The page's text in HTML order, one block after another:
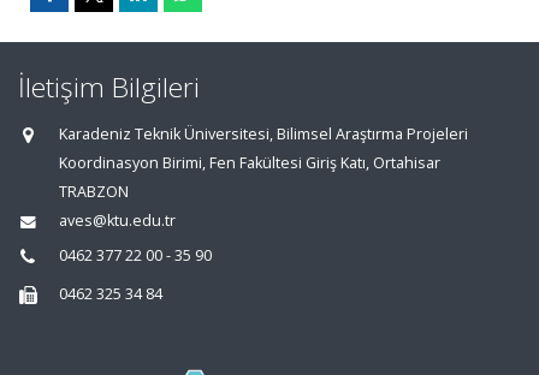
İletişim Bilgileri
Karadeniz Teknik Üniversitesi, Bilimsel Araştırma Projeleri
Koordinasyon Birimi, Fen Fakültesi Giriş Katı, Ortahisar
TRABZON
aves@ktu.edu.tr
0462 377 22 00 - 35 90
0462 325 34 84